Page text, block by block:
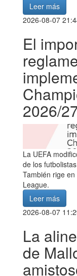
Leer más
2026-08-07
El
2026/
La UEFA
de los
También rige
League.
Leer más
2026-08-07
La
de